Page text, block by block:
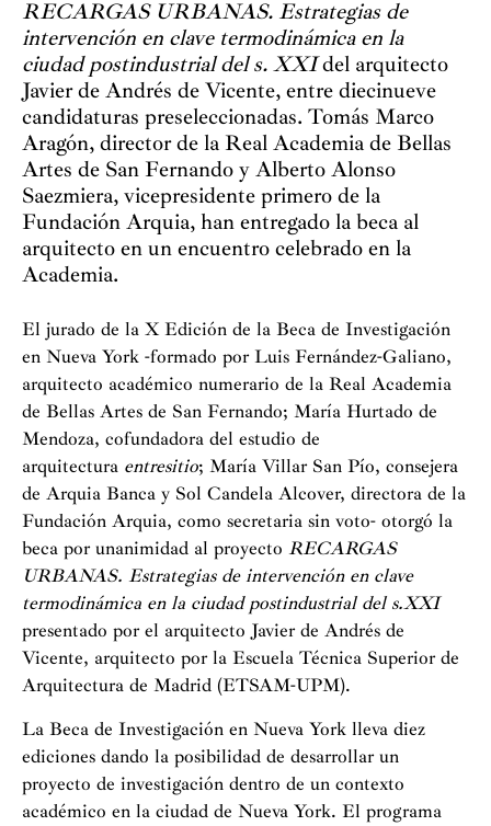
RECARGAS URBANAS. Estrategias de
intervención en clave termodinámica en la
ciudad postindustrial del s. XXIdel arquitecto
Javier de Andrés de Vicente, entre diecinueve
candidaturas preseleccionadas. Tomás Marco
Aragón, director de la Real Academia de Bellas
Artes de San Fernando y Alberto Alonso
Saezmiera, vicepresidente primero de la
Fundación Arquia, han entregado la beca al
arquitecto en un encuentro celebrado en la
Academia.
El jurado de la X Edición de la Beca de Investigación
en Nueva York -formado por Luis Fernández-Galiano,
arquitecto académico numerario de la Real Academia
de Bellas Artes de San Fernando; María Hurtado de
Mendoza, cofundadora del estudio de
arquitectura entresitio; María Villar San Pío, consejera
de Arquia Banca y Sol Candela Alcover, directora de la
Fundación Arquia, como secretaria sin voto- otorgó la
beca por unanimidad al proyecto RECARGAS
URBANAS. Estrategias de intervención en clave
termodinámica en la ciudad postindustrial del s.XXI
presentado por el arquitecto Javier de Andrés de
Vicente, arquitecto por la Escuela Técnica Superior de
Arquitectura de Madrid (ETSAM-UPM).
La Beca de Investigación en Nueva York lleva diez
ediciones dando la posibilidad de desarrollar un
proyecto de investigación dentro de un contexto
académico en la ciudad de Nueva York. El programa